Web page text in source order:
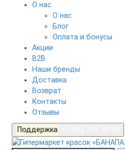
О нас
О нас
Блог
Оплата и бонусы
Акции
B2B
Наши бренды
Доставка
Возврат
Контакты
Отзывы
Поддержка